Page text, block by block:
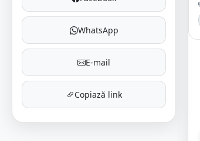
WhatsApp
E-mail
Copiază link